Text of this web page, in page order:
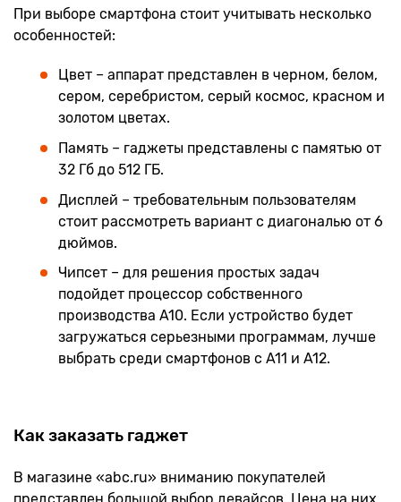
При выборе смартфона стоит учитывать несколько
особенностей:
Цвет – аппарат представлен в черном, белом,
сером, серебристом, серый космос, красном и
золотом цветах.
Память – гаджеты представлены с памятью от
32 Гб до 512 ГБ.
Дисплей – требовательным пользователям
стоит рассмотреть вариант с диагональю от 6
дюймов.
Чипсет – для решения простых задач
подойдет процессор собственного
производства A10. Если устройство будет
загружаться серьезными программам, лучше
выбрать среди смартфонов с A11 и A12.
Как заказать гаджет
В магазине «abc.ru» вниманию покупателей